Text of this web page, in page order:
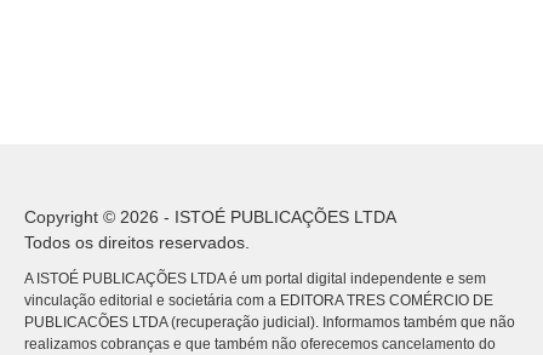
Copyright © 2026 - ISTOÉ PUBLICAÇÕES LTDA
Todos os direitos reservados.
A ISTOÉ PUBLICAÇÕES LTDA é um portal digital independente e sem
vinculação editorial e societária com a EDITORA TRES COMÉRCIO DE
PUBLICACÕES LTDA (recuperação judicial). Informamos também que não
realizamos cobranças e que também não oferecemos cancelamento do